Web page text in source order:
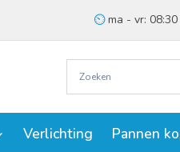
ma - vr: 08:30
Verlichting Pannen